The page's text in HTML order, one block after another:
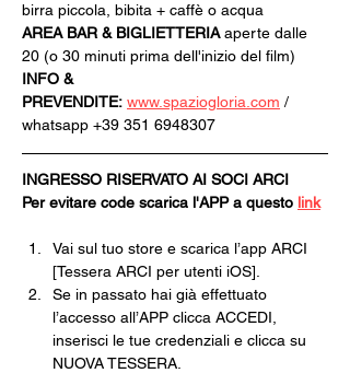
birra piccola, bibita + caffè o acqua
AREA BAR & BIGLIETTERIA aperte dalle
20 (o 30 minuti prima dell'inizio del film)
INFO &
PREVENDITE: www.spaziogloria.com /
whatsapp +39 351 6948307
INGRESSO RISERVATO AI SOCI ARCI
Per evitare code scarica l'APP a questo link
Vai sul tuo store e scarica l’app ARCI
[Tessera ARCI per utenti iOS].
Se in passato hai già effettuato
l’accesso all’APP clicca ACCEDI,
inserisci le tue credenziali e clicca su
NUOVA TESSERA.